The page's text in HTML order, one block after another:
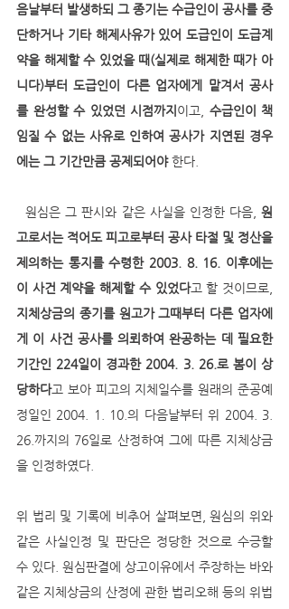
음날부터 발생하되 그 종기는 수급인이 공사를 중
단하거나 기타 해제사유가 있어 도급인이 도급계
약을 해제할 수 있었을 때(실제로 해제한 때가 아
니다)부터 도급인이 다른 업자에게 맡겨서 공사
를 완성할 수 있었던 시점까지 이고, 수급인이 책
임질 수 없는 사유로 인하여 공사가 지연된 경우
에는 그 기간만큼 공제되어야 한다.
  원심은 그 판시와 같은 사실을 인정한 다음,
원
고로서는 적어도 피고로부터 공사 타절 및 정산을
제의하는 통지를 수령한 2003. 8. 16. 이후에는
이 사건 계약을 해제할 수 있었다
지체상금의 종기를 원고가 그때부터 다른 업자에
게 이 사건 공사를 의뢰하여 완공하는 데 필요한
기간인 224일이 경과한 2004. 3. 26.로 봄이 상
당하다고 보아 피고의 지체일수를 원래의 준공예
정일인 2004. 1. 10.의 다음날부터 위 2004. 3.
26.까지의 76일로 산정하여 그에 따른 지체상금
을 인정하였다.
위 법리 및 기록에 비추어 살펴보면, 원심의 위와
같은 사실인정 및 판단은 정당한 것으로 수긍할
수 있다. 원심판결에 상고이유에서 주장하는 바와
같은 지체상금의 산정에 관한 법리오해 등의 위법